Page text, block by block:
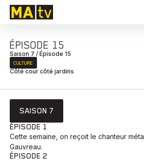
ÉPISODE 15
Saison 7 / Épisode 15
CULTURE
Côté cour côté jardins
SAISON 7
ÉPISODE 1
Cette semaine, on reçoit le chanteur
Gauvreau.
ÉPISODE 2